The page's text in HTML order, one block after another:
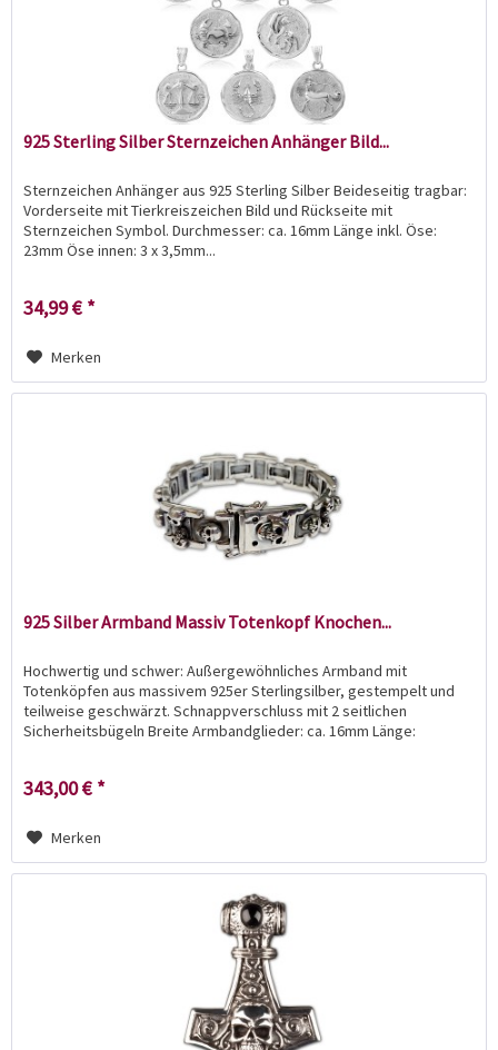
925 Sterling Silber Sternzeichen Anhänger Bild...
Sternzeichen Anhänger aus 925 Sterling Silber Beideseitig tragbar:
Vorderseite mit Tierkreiszeichen Bild und Rückseite mit
Sternzeichen Symbol. Durchmesser: ca. 16mm Länge inkl. Öse:
23mm Öse innen: 3 x 3,5mm...
34,99 € *
Merken
925 Silber Armband Massiv Totenkopf Knochen...
Hochwertig und schwer: Außergewöhnliches Armband mit
Totenköpfen aus massivem 925er Sterlingsilber, gestempelt und
teilweise geschwärzt. Schnappverschluss mit 2 seitlichen
Sicherheitsbügeln Breite Armbandglieder: ca. 16mm Länge:
343,00 € *
Merken